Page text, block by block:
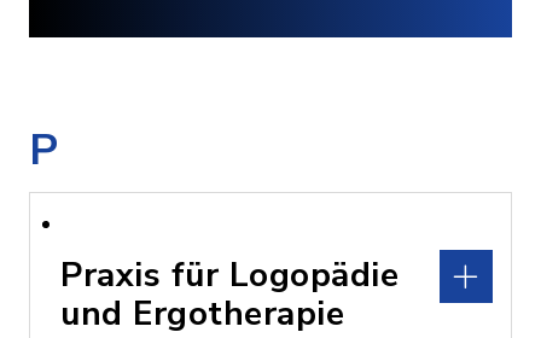
P
Praxis für Logopädie
und Ergotherapie